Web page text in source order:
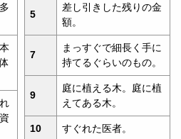
5
差し引きした残りの金
額。
7
まっすぐで細長く手に
持てるぐらいのもの。
9
庭に植える木。庭に植
えてある木。
10 すぐれた医者。